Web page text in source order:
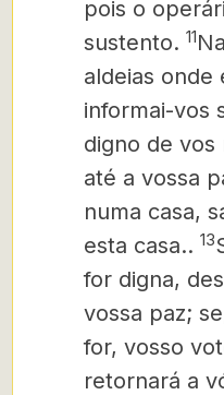
pois o
sustento. 11
aldeias onde
informai-vos
digno de vos
até a vossa
numa casa,
esta casa.. 13
for digna,
vossa paz;
for, vosso
retornará a